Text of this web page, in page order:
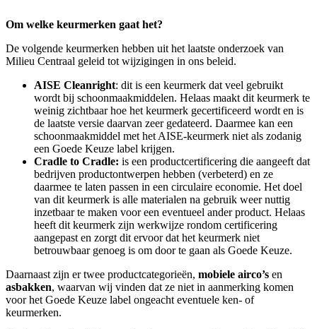
Om welke keurmerken gaat het?
De volgende keurmerken hebben uit het laatste onderzoek van
Milieu Centraal geleid tot wijzigingen in ons beleid.
AISE Cleanright: dit is een keurmerk dat veel gebruikt
wordt bij schoonmaakmiddelen. Helaas maakt dit keurmerk te
weinig zichtbaar hoe het keurmerk gecertificeerd wordt en is
de laatste versie daarvan zeer gedateerd. Daarmee kan een
schoonmaakmiddel met het AISE-keurmerk niet als zodanig
een Goede Keuze label krijgen.
Cradle to Cradle: is een productcertificering die aangeeft dat
bedrijven productontwerpen hebben (verbeterd) en ze
daarmee te laten passen in een circulaire economie. Het doel
van dit keurmerk is alle materialen na gebruik weer nuttig
inzetbaar te maken voor een eventueel ander product. Helaas
heeft dit keurmerk zijn werkwijze rondom certificering
aangepast en zorgt dit ervoor dat het keurmerk niet
betrouwbaar genoeg is om door te gaan als Goede Keuze.
Daarnaast zijn er twee productcategorieën, mobiele airco’s en
asbakken, waarvan wij vinden dat ze niet in aanmerking komen
voor het Goede Keuze label ongeacht eventuele ken- of
keurmerken.